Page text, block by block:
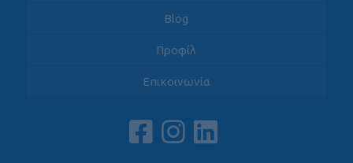
Blog
Προφίλ
Επικοινωνία